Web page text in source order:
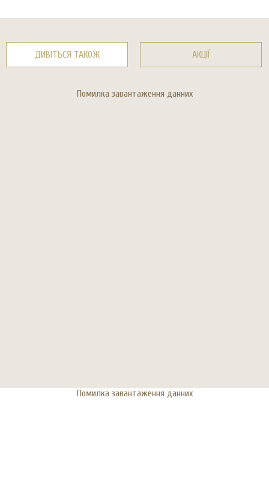
ДИВІТЬСЯ ТАКОЖ АКЦІЇ
Помилка завантаження данних
Помилка завантаження данних